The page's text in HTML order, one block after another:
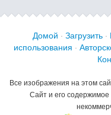
Домой · Загрузить ·
использования ·
Все изображения на этом
Сайт и его содержимое